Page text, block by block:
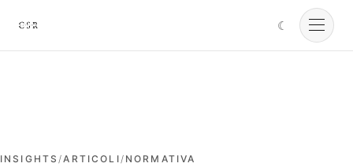
Cursorio
☾
Cursorio Manager
INSIGHTS/ARTICOLI/ NORMATIVA